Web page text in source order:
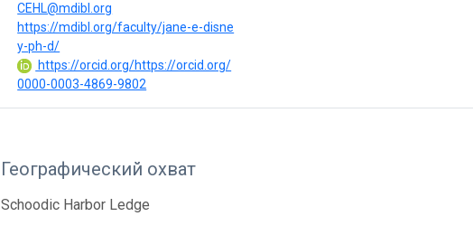
CEHL@mdibl.org
https://mdibl.org/faculty/jane-e-disne
y-ph-d/
https://orcid.org/https://orcid.org/
0000-0003-4869-9802
Географический охват
Schoodic Harbor Ledge